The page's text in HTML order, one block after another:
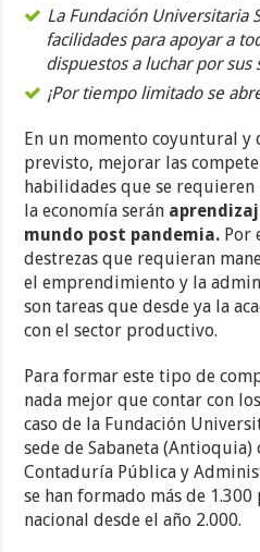
La Fundación Universitaria
facilidades para apoyar a
dispuestos a luchar por sus
¡Por tiempo limitado se
En un momento coyuntural y
previsto, mejorar las
habilidades que se
la economía serán
mundo post pandemia. Por
destrezas que requieran
el emprendimiento y la
son tareas que desde ya la
con el sector productivo.
Para formar este tipo de
nada mejor que contar con
caso de la Fundación
sede de Sabaneta
Contaduría Pública y
se han formado más de 1.300
nacional desde el año 2.000.